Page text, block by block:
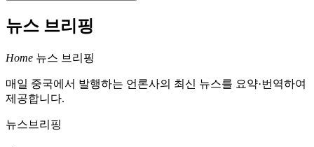
뉴스 브리핑
Home 뉴스 브리핑
매일 중국에서 발행하는 언론사의 최신 뉴스를 요약·번역하여
제공합니다.
뉴스브리핑